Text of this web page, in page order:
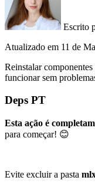
Escrito
Atualizado em 11 de
Reinstalar
funcionar sem
Deps PT
Esta ação é
para começar! 😊
Evite excluir a pasta